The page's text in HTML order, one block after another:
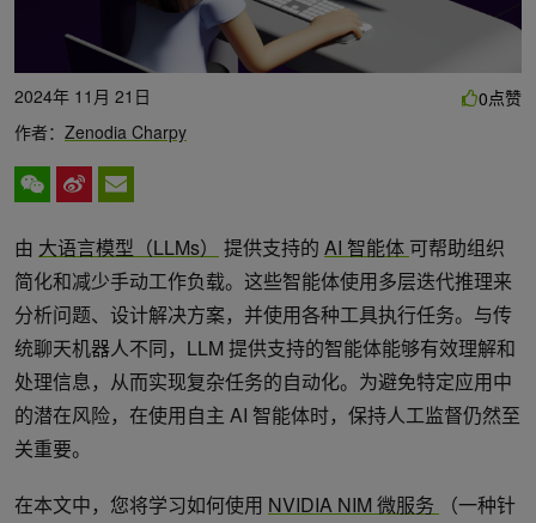
2024年 11月 21日
作者： Zenodia Charpy
0点赞
由 大语言模型（LLMs） 提供支持的 AI 智能体 可帮助组织
简化和减少手动工作负载。这些智能体使用多层迭代推理来
分析问题、设计解决方案，并使用各种工具执行任务。与传
统聊天机器人不同，LLM 提供支持的智能体能够有效理解和
处理信息，从而实现复杂任务的自动化。为避免特定应用中
的潜在风险，在使用自主 AI 智能体时，保持人工监督仍然至
关重要。
在本文中，您将学习如何使用 NVIDIA NIM 微服务
（一种针